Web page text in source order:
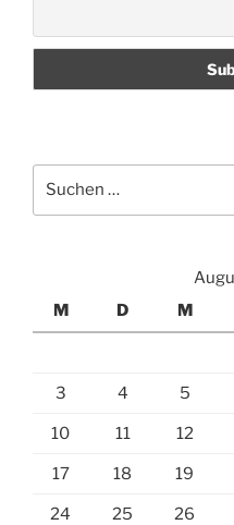
nach:
M
D M
3 4 5
10 11 12
17 18 19
24 25 26